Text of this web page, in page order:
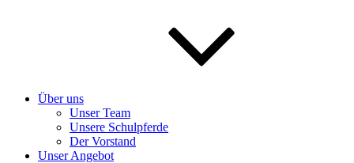
Über uns
Unser Team
Unsere Schulpferde
Der Vorstand
Unser Angebot